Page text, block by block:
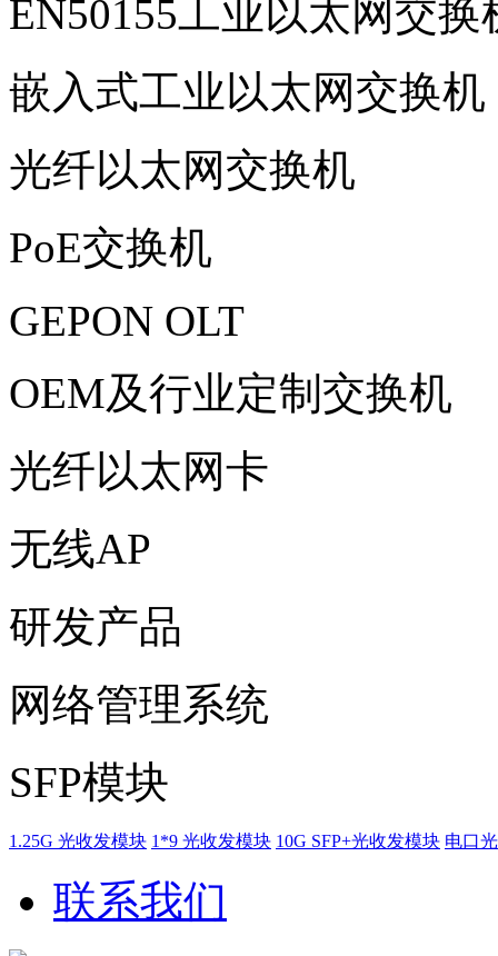
EN50155工业以太网交换
嵌入式工业以太网交换机
光纤以太网交换机
PoE交换机
GEPON OLT
OEM及行业定制交换机
光纤以太网卡
无线AP
研发产品
网络管理系统
SFP模块
1.25G 光收发模块 1*9 光收发模块 10G SFP+光收发模块 电口
联系我们